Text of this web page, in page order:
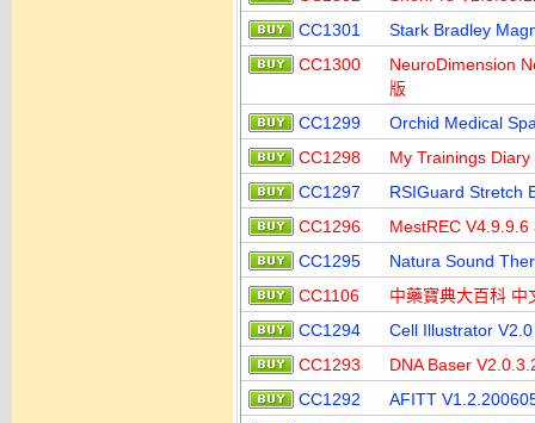
CC1301
Stark Bradley
CC1300
NeuroDimension
版
CC1299
Orchid Medical
CC1298
My Trainings
CC1297
RSIGuard Stretch
CC1296
MestREC
CC1295
Natura Sound
CC1106
中藥寶典大百科 中
CC1294
Cell Illustrator
CC1293
DNA Baser
CC1292
AFITT